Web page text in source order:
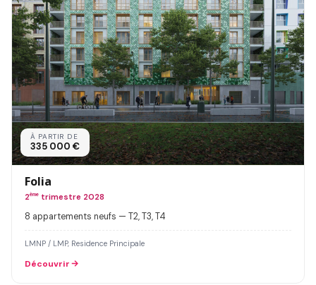
À PARTIR DE
335 000 €
Folia
2ème trimestre 2028
8 appartements neufs — T2, T3, T4
LMNP / LMP, Residence Principale
Découvrir